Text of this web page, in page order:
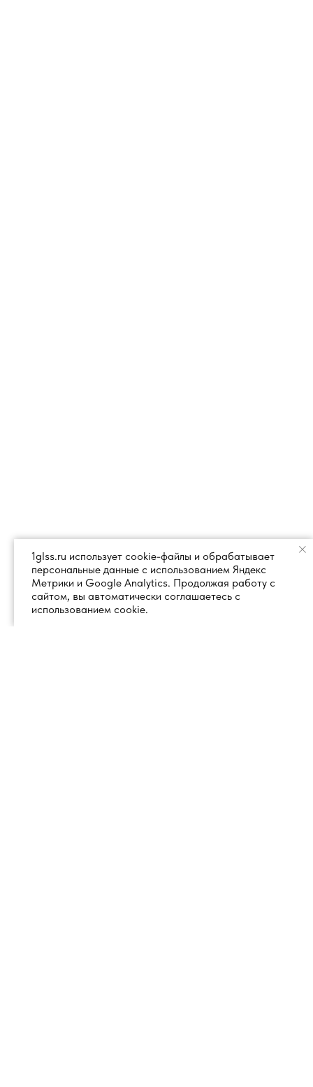
1glss.ru использует cookie-файлы и обрабатывает
персональные данные с использованием Яндекс
Метрики и Google Analytics. Продолжая работу с
сайтом, вы автоматически соглашаетесь с
использованием cookie.